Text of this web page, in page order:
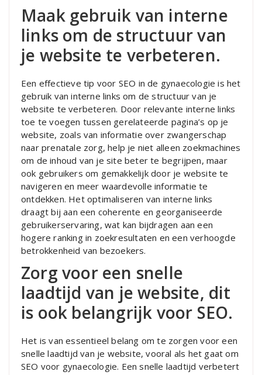
Maak gebruik van interne
links om de structuur van
je website te verbeteren.
Een effectieve tip voor SEO in de gynaecologie is het
gebruik van interne links om de structuur van je
website te verbeteren. Door relevante interne links
toe te voegen tussen gerelateerde pagina’s op je
website, zoals van informatie over zwangerschap
naar prenatale zorg, help je niet alleen zoekmachines
om de inhoud van je site beter te begrijpen, maar
ook gebruikers om gemakkelijk door je website te
navigeren en meer waardevolle informatie te
ontdekken. Het optimaliseren van interne links
draagt bij aan een coherente en georganiseerde
gebruikerservaring, wat kan bijdragen aan een
hogere ranking in zoekresultaten en een verhoogde
betrokkenheid van bezoekers.
Zorg voor een snelle
laadtijd van je website, dit
is ook belangrijk voor SEO.
Het is van essentieel belang om te zorgen voor een
snelle laadtijd van je website, vooral als het gaat om
SEO voor gynaecologie. Een snelle laadtijd verbetert